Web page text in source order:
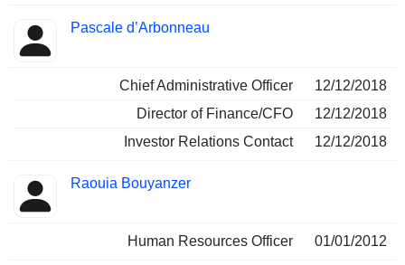
Pascale d’Arbonneau
Chief Administrative Officer
12/12/2018
Director of Finance/CFO
12/12/2018
Investor Relations Contact
12/12/2018
Raouia Bouyanzer
Human Resources Officer 01/01/2012